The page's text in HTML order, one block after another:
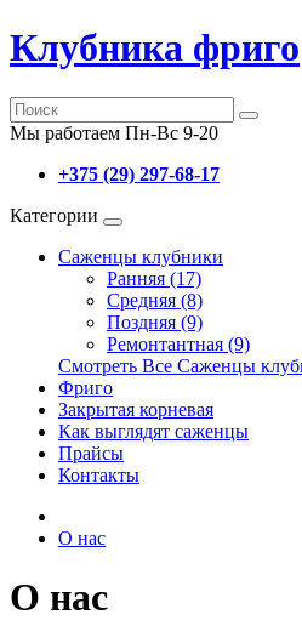
Клубника фриго
Мы работаем Пн-Вс 9-20
+375 (29) 297-68-17
Категории
Саженцы клубники
Ранняя (17)
Средняя (8)
Поздняя (9)
Ремонтантная (9)
Смотреть Все Саженцы
Фриго
Закрытая корневая
Как выглядят саженцы
Прайсы
Контакты
О нас
О нас